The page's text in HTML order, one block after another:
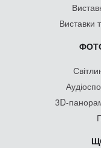
Виставки
3D-